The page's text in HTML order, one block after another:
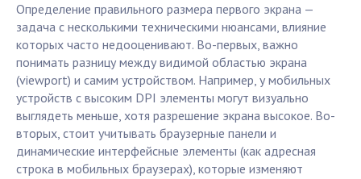
Определение правильного размера первого экрана —
задача с несколькими техническими нюансами, влияние
которых часто недооценивают. Во-первых, важно
понимать разницу между видимой областью экрана
(viewport) и самим устройством. Например, у мобильных
устройств с высоким DPI элементы могут визуально
выглядеть меньше, хотя разрешение экрана высокое. Во-
вторых, стоит учитывать браузерные панели и
динамические интерфейсные элементы (как адресная
строка в мобильных браузерах), которые изменяют